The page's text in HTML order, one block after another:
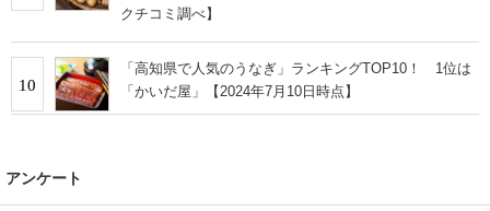
クチコミ調べ】
10
「高知県で人気のうなぎ」ランキングTOP10！ 1位は
「かいだ屋」【2024年7月10日時点】
アンケート